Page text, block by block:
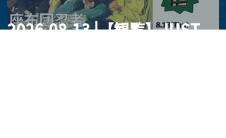
2026.08.13 |【観覧】JUST